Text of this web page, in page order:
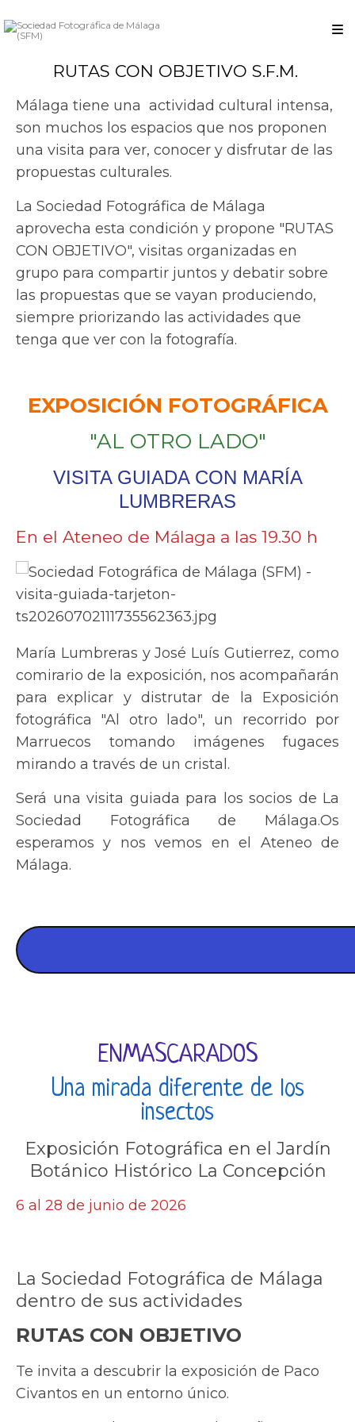
RUTAS CON OBJETIVO S.F.M.
Málaga tiene una actividad cultural intensa,
son muchos los espacios que nos proponen
una visita para ver, conocer y disfrutar de las
propuestas culturales.
La Sociedad Fotográfica de Málaga
aprovecha esta condición y propone "RUTAS
CON OBJETIVO", visitas organizadas en
grupo para compartir juntos y debatir sobre
las propuestas que se vayan produciendo,
siempre priorizando las actividades que
tenga que ver con la fotografía.
EXPOSICIÓN FOTOGRÁFICA
"AL OTRO LADO"
VISITA GUIADA CON MARÍA
LUMBRERAS
En el Ateneo de Málaga a las 19.30 h
María Lumbreras y José Luís Gutierrez, como
comirario de la exposición, nos acompañarán
para explicar y distrutar de la Exposición
fotográfica "Al otro lado", un recorrido por
Marruecos tomando imágenes fugaces
mirando a través de un cristal.
Será una visita guiada para los socios de La
Sociedad Fotográfica de Málaga.Os
esperamos y nos vemos en el Ateneo de
Málaga.
ENMASCARADOS
Una mirada diferente de los
insectos
Exposición Fotográfica en el Jardín
Botánico Histórico La Concepción
6 al 28 de junio de 2026
La Sociedad Fotográfica de Málaga
dentro de sus actividades
RUTAS CON OBJETIVO
Te invita a descubrir la exposición de Paco
Civantos en un entorno único.